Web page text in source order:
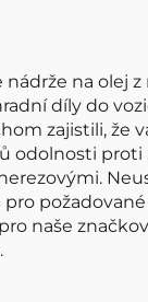
na olej
díly do
zajistili, že
odolnosti
naše